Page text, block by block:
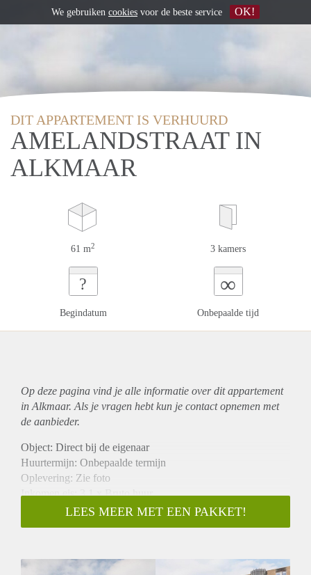
DIT APPARTEMENT IS VERHUURD
AMELANDSTRAAT IN
ALKMAAR
61 m2 3 kamers
?
Begindatum
∞
Onbepaalde tijd
Op deze pagina vind je alle informatie over ditappartement
in Alkmaar. Als je vragen hebt kun je contact opnemen met
de aanbieder.
Object: Direct bij de eigenaar
Huurtermijn: Onbepaalde termijn
Oplevering: Zie foto
Inkomen eis: 3,1 x Bruto huur
Garantiestelling mogelijk: Ja
Borg: 1 Maand
Huisdieren toegestaan: Afhankelijk van de Eigenaar
LEES MEER MET EEN PAKKET!
We gebruiken cookies voor de beste service OK!